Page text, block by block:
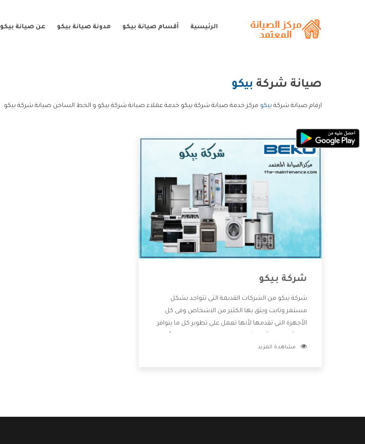
الرئيسية أقسام صيانة بيكو مدونة صيانة بيكو عن صيانة بيكو
صيانة شركة بيكو
ارقام صيانة شركة بيكو مركز خدمة صيانة شركة بيكو خدمة عملاء صيانة شركة بيكو و الخط الساخن صيانة شركة بيكو.
شركة بيكو
شركة بيكو من الشركات القديمة التى تتواجد بشكل
مستمر وثابت ويثق بها الكثير من الاشخاص وفى كل
الأجهزة التى تقدمها لأنها تعمل على تطوير كل ما يتوافر
خدمات ما بعد البيع مع المنتجات وتقدم للعملاء أقوى
مشاهدة المزيد